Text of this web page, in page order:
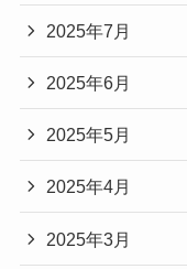
2025年7月
2025年6月
2025年5月
2025年4月
2025年3月